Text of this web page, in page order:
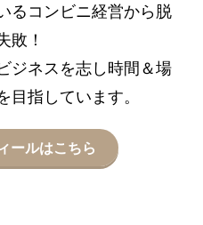
るコンビニ経営から脱
敗！
ジネスを志し時間＆場
目指しています。
ールはこちら